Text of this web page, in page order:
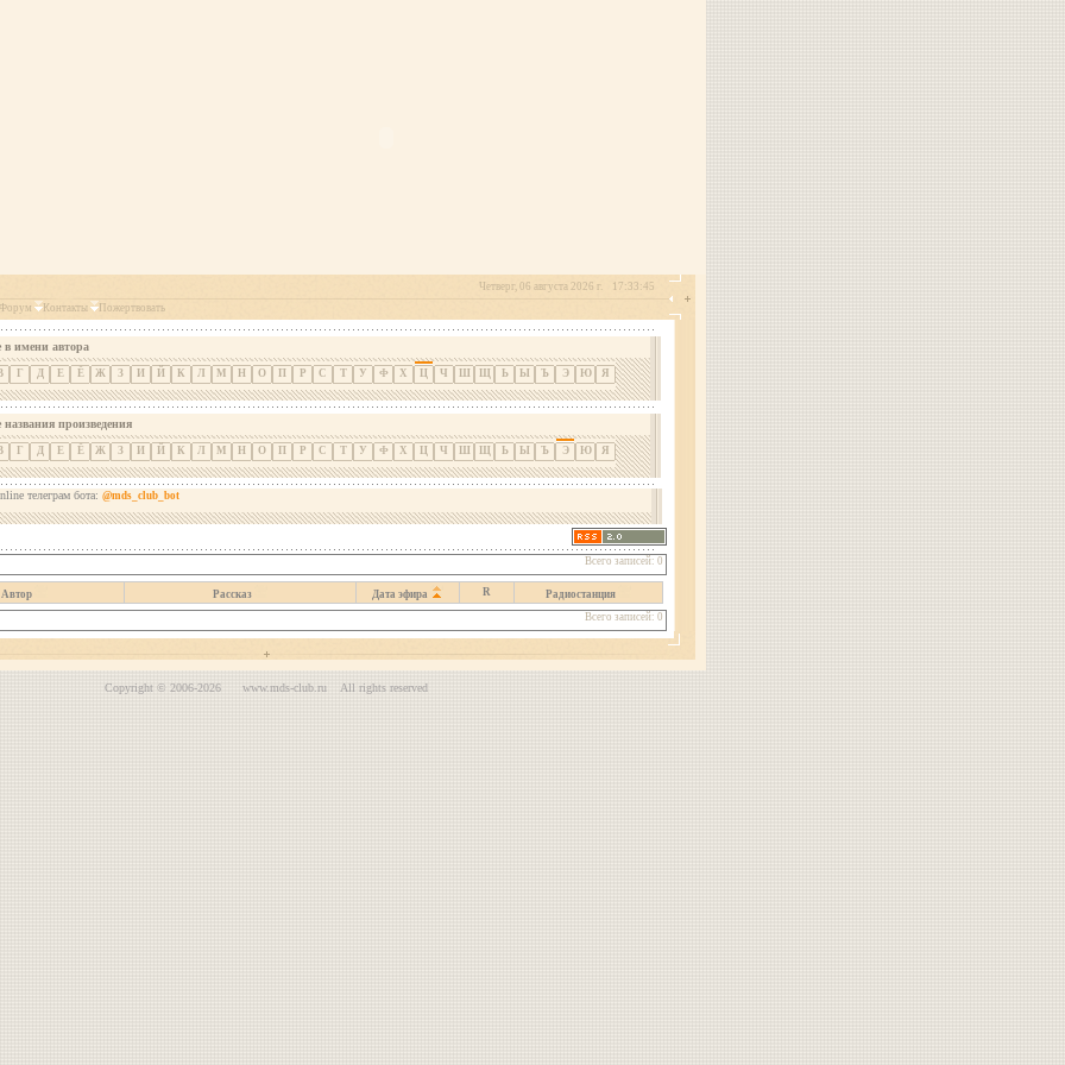
17:33:45
Четверг, 06 августа 2026 г.
Форум
Контакты Пожертвовать
в имени автора
Г Д Е Ё Ж З И Й К Л М Н О П Р С Т У Ф Х Ц Ч Ш Щ Ь Ы Ъ Э Ю Я
произведения
Г Д Е Ё Ж З И Й К Л М Н О П Р С Т У Ф Х Ц Ч Ш Щ Ь Ы Ъ Э Ю Я
телеграм бота: @mds_club_bot
Всего записей: 0
Автор Рассказ Дата эфира R
Радиостанция
Всего записей: 0
Copyright © 2006-2026 www.mds-club.ru All rights reserved